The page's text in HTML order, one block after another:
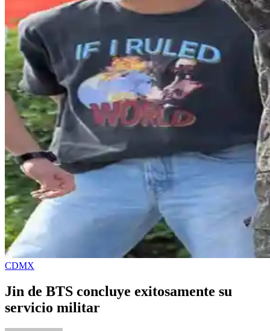
CDMX
Jin de BTS concluye exitosamente su
servicio militar